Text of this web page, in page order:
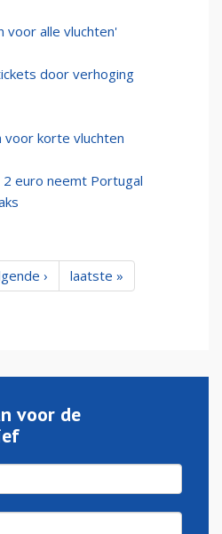
voor alle vluchten'
door verhoging
voor korte vluchten
euro neemt Portugal
› laatste »
voor de